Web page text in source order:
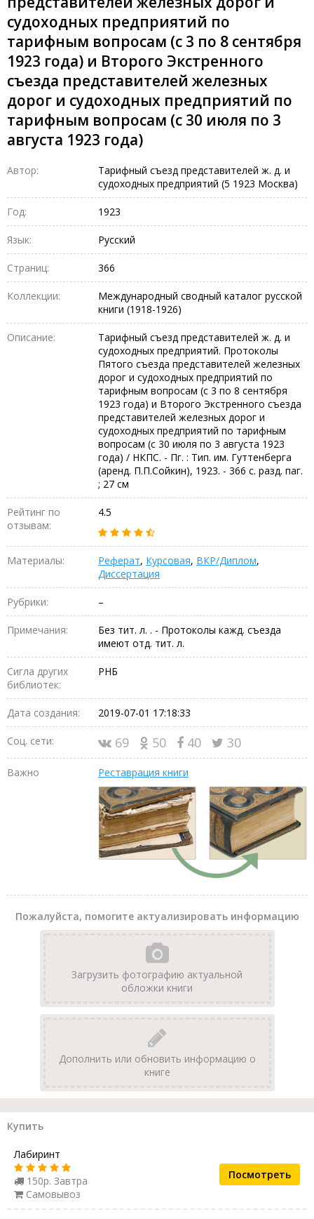
судоходных предприятий по
тарифным вопросам (с 3 по 8 сентября
1923 года) и Второго Экстренного
съезда представителей железных
дорог и судоходных предприятий по
тарифным вопросам (с 30 июля по 3
августа 1923 года)
Автор:
Тарифный съезд представителей ж. д. и
судоходных предприятий (5 1923 Москва)
Год: 1923
Язык: Русский
Страниц: 366
Коллекции:
Международный сводный каталог русской
книги (1918-1926)
Описание:
Тарифный съезд представителей ж. д. и
судоходных предприятий. Протоколы
Пятого съезда представителей железных
дорог и судоходных предприятий по
тарифным вопросам (с 3 по 8 сентября
1923 года) и Второго Экстренного съезда
представителей железных дорог и
судоходных предприятий по тарифным
вопросам (с 30 июля по 3 августа 1923
года) / НКПС. - Пг. : Тип. им. Гуттенберга
(аренд. П.П.Сойкин), 1923. - 366 с. разд. паг.
; 27 см
Рейтинг по
отзывам:
4.5
Материалы: Реферат, Курсовая, ВКР/Диплом,
Диссертация
Рубрики: –
Примечания:
Без тит. л. . - Протоколы кажд. съезда
имеют отд. тит. л.
Сигла других
библиотек:
РНБ
Дата создания: 2019-07-01 17:18:33
Соц. сети: 69 50 40 30
Важно Реставрация книги
Пожалуйста, помогите актуализировать информацию
Загрузить фотографию актуальной
обложки книги
Дополнить или обновить информацию о
книге
Купить
Лабиринт
150р. Завтра
Самовывоз
Посмотреть